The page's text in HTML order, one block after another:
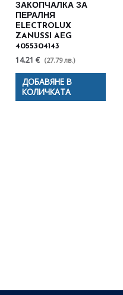
ЗАКОПЧАЛКА ЗА
ПЕРАЛНЯ
ELECTROLUX
ZANUSSI AEG
4055304143
14.21 € (27.79 лв.)
ДОБАВЯНЕ В
КОЛИЧКАТА